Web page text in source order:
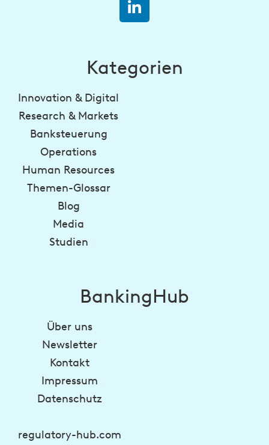
Kategorien
Innovation & Digital
Research & Markets
Banksteuerung
Operations
Human Resources
Themen-Glossar
Blog
Media
Studien
BankingHub
Über uns
Newsletter
Kontakt
Impressum
Datenschutz
regulatory-hub.com